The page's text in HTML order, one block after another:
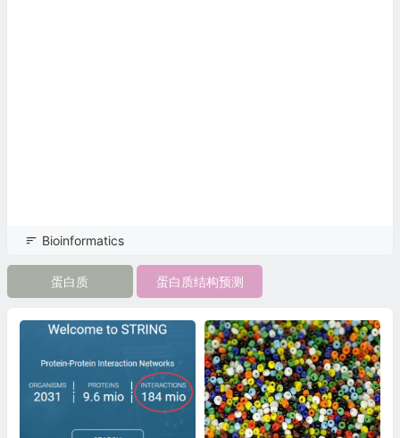
Bioinformatics
蛋白质 蛋白质结构预测